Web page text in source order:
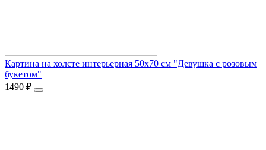
Картина на холсте интерьерная 50х70 см "Девушка с розовым
букетом"
1490 ₽